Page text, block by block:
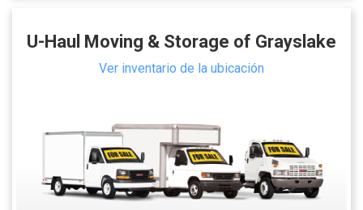
U-Haul Moving & Storage of Grayslake
Ver inventario de la ubicación